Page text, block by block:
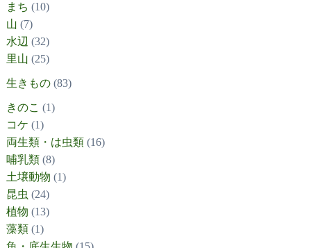
まち (10)
山 (7)
水辺 (32)
里山 (25)
生きもの(83)
きのこ (1)
コケ (1)
両生類・は虫類(16)
哺乳類(8)
土壌動物 (1)
昆虫 (24)
植物 (13)
藻類(1)